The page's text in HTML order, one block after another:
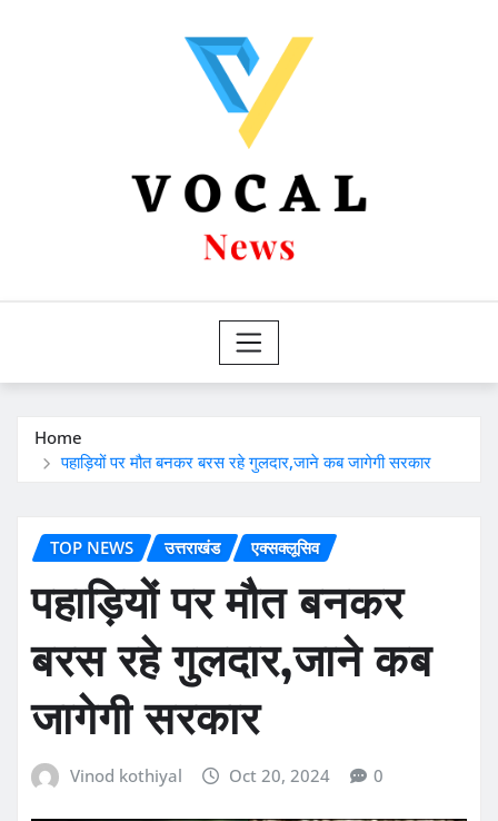
Home
पहाड़ियों पर मौत बनकर बरस रहे गुलदार,जाने कब जागेगी सरकार
TOP NEWS उत्तराखंड एक्सक्लूसिव
पहाड़ियों पर मौत बनकर
बरस रहे गुलदार,जाने कब
जागेगी सरकार
Vinod kothiyal Oct 20, 2024 0